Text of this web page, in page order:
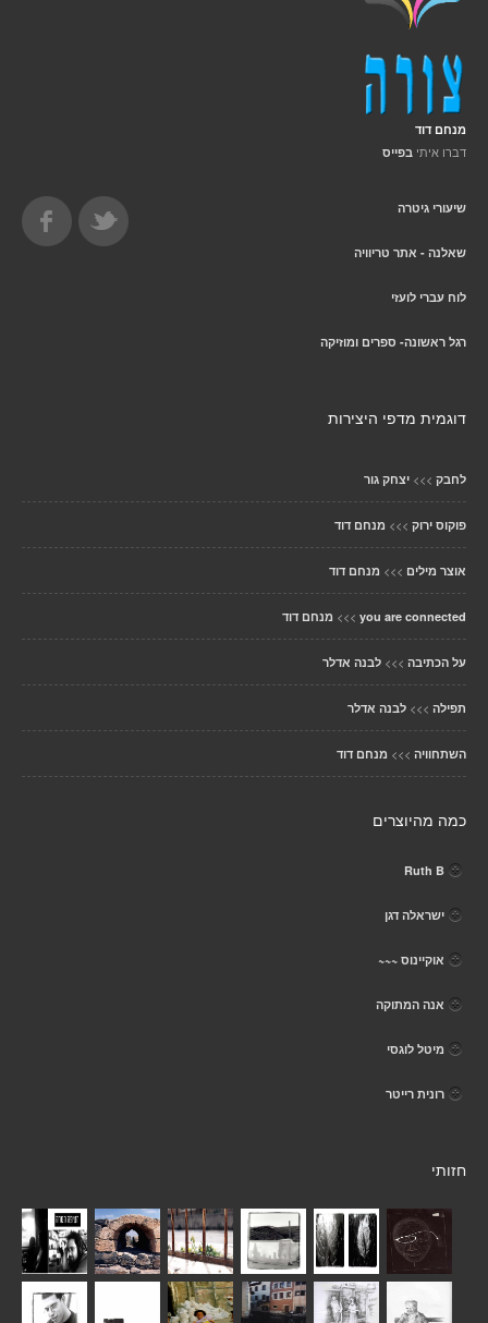
מנחם דוד
דברו איתי בפייס
שיעורי גיטרה
שאלנה - אתר טריוויה
לוח עברי לועזי
רגל ראשונה- ספרים ומוזיקה
דוגמית מדפי היצירות
לחבק >>> יצחק גור
פוקוס ירוק >>> מנחם דוד
אוצר מילים >>> מנחם דוד
you are connected
>>> מנחם דוד
על הכתיבה >>> לבנה אדלר
תפילה >>> לבנה אדלר
השתחוויה >>> מנחם דוד
כמה מהיוצרים
Ruth B
ישראלה דגן
אוקיינוס ~~~
אנה המתוקה
מיטל לוגסי
רונית רייטר
חזותי